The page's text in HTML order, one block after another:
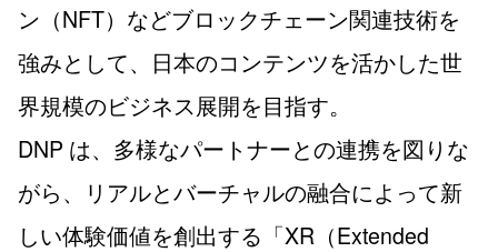
ン（NFT）などブロックチェーン関連技術を
強みとして、日本のコンテンツを活かした世
界規模のビジネス展開を目指す。
DNP は、多様なパートナーとの連携を図りな
がら、リアルとバーチャルの融合によって新
しい体験価値を創出する「XR（Extended